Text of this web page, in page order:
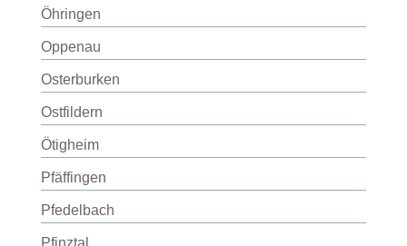
Öhringen
Oppenau
Osterburken
Ostfildern
Ötigheim
Pfäffingen
Pfedelbach
Pfinztal